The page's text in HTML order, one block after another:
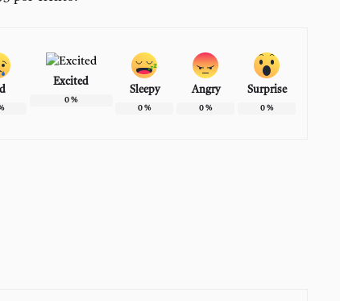
Excited
0 %
Sleepy
0 %
Angry
0 %
Surprise
0 %